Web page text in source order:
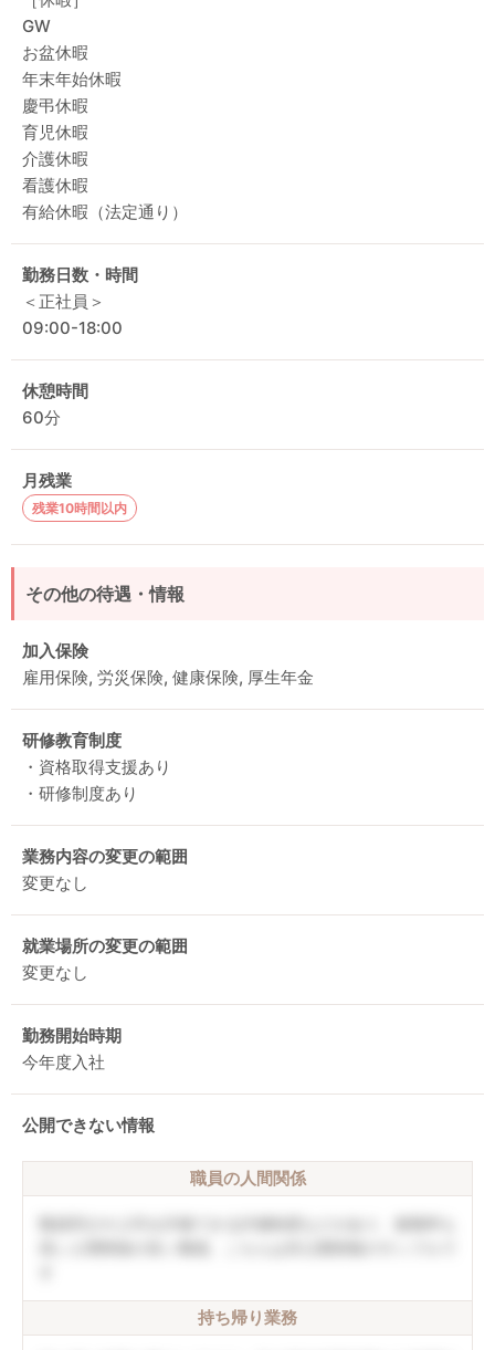
GW
お盆休暇
年末年始休暇
慶弔休暇
育児休暇
介護休暇
看護休暇
有給休暇（法定通り）
勤務日数・時間
＜正社員＞
09:00-18:00
休憩時間
60分
月残業
残業10時間以内
その他の待遇・情報
加入保険
雇用保険, 労災保険, 健康保険, 厚生年金
研修教育制度
・資格取得支援あり
・研修制度あり
業務内容の変更の範囲
変更なし
就業場所の変更の範囲
変更なし
勤務開始時期
今年度入社
公開できない情報
職員の人間関係
持ち帰り業務